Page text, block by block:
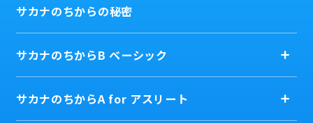
サカナのちからの秘密
サカナのちからB ベーシック
サカナのちからA for アスリート